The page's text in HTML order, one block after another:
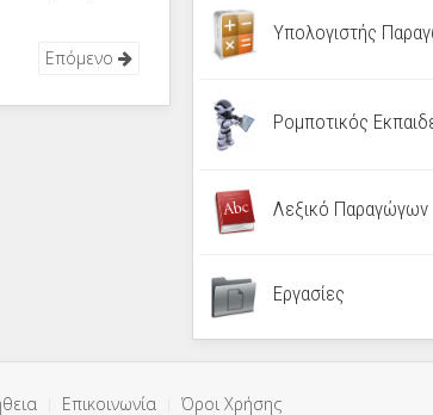
Επόμενο
Υπολογιστής
Ρομποτικός
Λεξικό Παραγώγων
Εργασίες
Επικοινωνία Όροι Χρήσης